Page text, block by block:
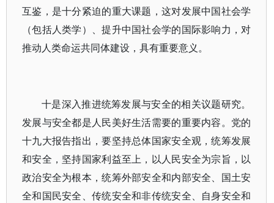
互鉴，是十分紧迫的重大课题，这对发展中国社会学
（包括人类学）、提升中国社会学的国际影响力，对
推动人类命运共同体建设，具有重要意义。
十是深入推进统筹发展与安全的相关议题研究。
发展与安全都是人民美好生活需要的重要内容。党的
十九大报告指出，要坚持总体国家安全观，统筹发展
和安全，坚持国家利益至上，以人民安全为宗旨，以
政治安全为根本，统筹外部安全和内部安全、国土安
全和国民安全、传统安全和非传统安全、自身安全和